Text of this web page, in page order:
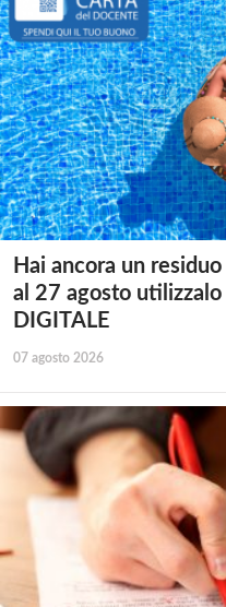
Hai ancora un
al 27 agosto
DIGITALE
07 agosto 2026